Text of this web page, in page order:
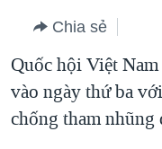
hướng
chính
tới
"Tìm"
MỤC
TỰ DO BÁO CHÍ
VẠCH TRẦN TIN GIẢ
NGƯỜI VIỆT HẢI
CHUYÊN ĐỀ
CHIẾN TRANH
TẠI
HỌC TIẾNG ANH
VIDEO
Chia sẻ
Quốc hội Việt
vào ngày thứ ba
chống tham nhũng